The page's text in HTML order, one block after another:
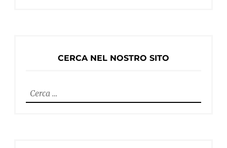
CERCA NEL NOSTRO SITO
Ricerca
per: